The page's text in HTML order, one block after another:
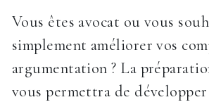
Vous êtes avocat ou vous
simplement améliorer vos
argumentation ? La
vous permettra de